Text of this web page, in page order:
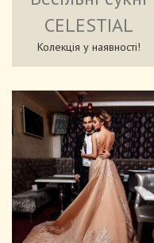
CELESTIAL
Колекція у наявності!